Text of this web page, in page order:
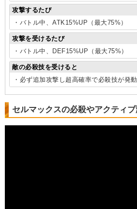
攻撃するたび
・バトル中、ATK15%UP（最大75%）
攻撃を受けるたび
・バトル中、DEF15%UP（最大75%）
敵の必殺技を受けると
・必ず追加攻撃し超高確率で必殺技が発動
セルマックスの必殺やアクティブ